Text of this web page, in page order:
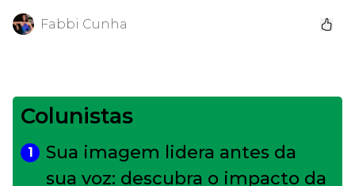
Fabbi Cunha
Colunistas
1
Sua imagem lidera antes da
sua voz: descubra o impacto da